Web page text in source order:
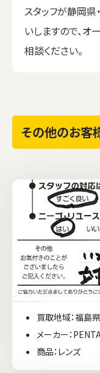
スタッフが静岡県
いしますので、
相談ください。
その他のお客
買取地域：福島
メーカー：
商品：レンズ